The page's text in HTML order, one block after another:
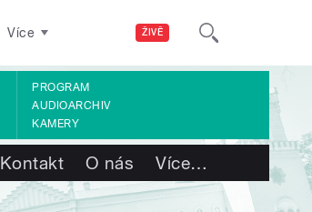
ŽIVĚ
Více
PROGRAM
AUDIOARCHIV
KAMERY
Kontakt O nás Více…